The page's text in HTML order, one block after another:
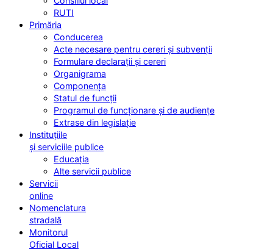
RUTI
Primăria
Conducerea
Acte necesare pentru cereri și subvenții
Formulare declarații și cereri
Organigrama
Componența
Statul de funcții
Programul de funcționare și de audiențe
Extrase din legislație
Instituțiile
și serviciile publice
Educația
Alte servicii publice
Servicii
online
Nomenclatura
stradală
Monitorul
Oficial Local